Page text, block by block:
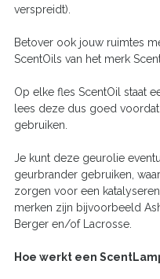
verspreidt).
Betover ook jouw ruimtes
ScentOils van het merk
Op elke fles ScentOil staat
lees deze dus goed
gebruiken.
Je kunt deze geurolie
geurbrander gebruiken,
zorgen voor een
merken zijn bijvoorbeeld
Berger en/of Lacrosse.
Hoe werkt een